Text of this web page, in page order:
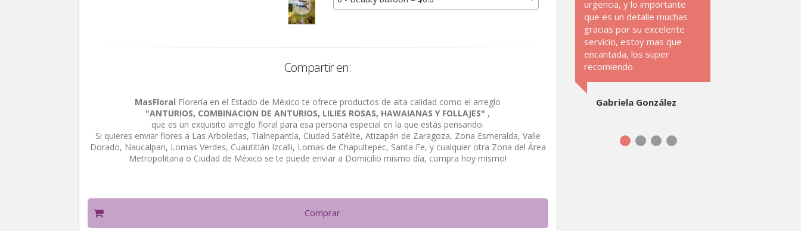
Compartir en:
MasFloral Florería en el Estado de México te ofrece productos de alta calidad como el arreglo
"ANTURIOS, COMBINACION DE ANTURIOS, LILIES ROSAS, HAWAIANAS Y FOLLAJES" ,
que es un exquisito arreglo floral para esa persona especial en la que estás pensando.
Si quieres enviar flores a Las Arboledas, Tlalnepantla, Ciudad Satélite, Atizapán de Zaragoza, Zona Esmeralda, Valle
Dorado, Naucalpan, Lomas Verdes, Cuautitlán Izcalli, Lomas de Chapultepec, Santa Fe, y cualquier otra Zona del Área
Metropolitana o Ciudad de México se te puede enviar a Domicilio mismo día, compra hoy mismo!
Comprar
urgencia, y lo importante
que es un detalle muchas
gracias por su excelente
servicio, estoy mas que
encantada, los super
recomiendo.
Gabriela González